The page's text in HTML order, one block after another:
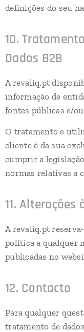
definições do seu
10.
Dados B2B
A revaliq.pt
informação de
fontes públicas e/
O tratamento e
cliente é da sua
cumprir a
normas relativas a
11.
A revaliq.pt
política a qualquer
publicadas no
12. Contacto
Para qualquer
tratamento de